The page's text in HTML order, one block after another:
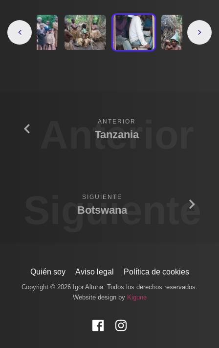
Anterior
ANTERIOR
Tanzania
Siguiente
SIGUIENTE
Botswana
Quién soy Aviso legal Política de cookies
Copyright © 2026 Igor Altuna. Todos los derechos reservados.
Website design by Kigune
Facebook
Instagram